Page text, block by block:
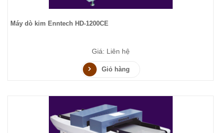
Máy dò kim Enntech HD-1200CE
Giá: Liên hệ
Giỏ hàng